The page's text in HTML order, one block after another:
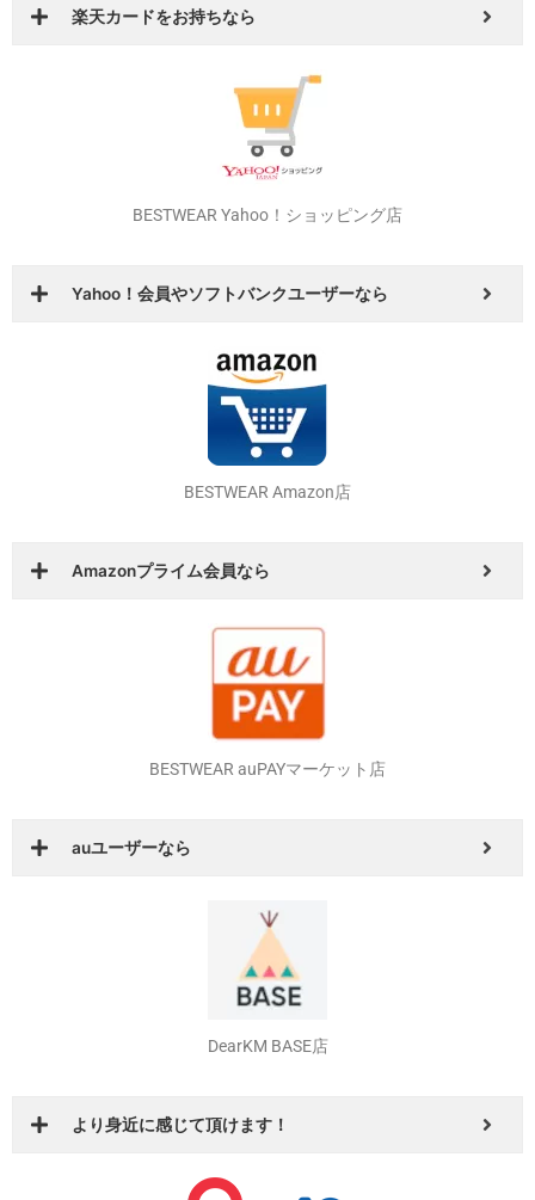
楽天カードをお持ちなら
BESTWEAR Yahoo！ショッピング店
Yahoo！会員やソフトバンクユーザーなら
BESTWEAR Amazon店
Amazonプライム会員なら
BESTWEAR auPAYマーケット店
auユーザーなら
DearKM BASE店
より身近に感じて頂けます！